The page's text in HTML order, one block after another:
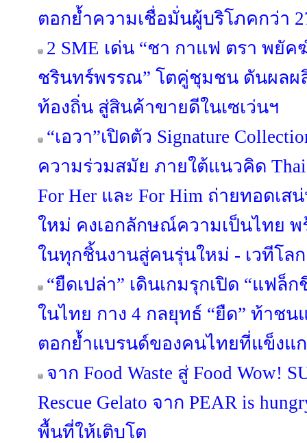
ตอกย้ำความเชื่อมั่นผู้บริโภคกว่า
2 SME เด่น “ชา กาแฟ ตรา พยั
ชรินทร์พรรณ” โตคู่ชุมชน ดันผลผ
ท้องถิ่น สู่สินค้าขายดีในเซเว่นฯ
“เอวา”เปิดตัว Signature
ความร่วมสมัย ภายใต้แนวคิด Thai
For Her และ For Him ถ่ายทอดเ
ใหม่ คงเอกลักษณ์ความเป็นไทย
ในทุกชิ้นงานสู่คนรุ่นใหม่ - เวทีโลก
“ยืดเปล่า” เดินเกมรุกเปิด “แฟ
ในไทย กาง 4 กลยุทธ์ “ยืด” ท้าช
ตอกย้ำแบรนด์ของคนไทยที่แข็งแ
จาก Food Waste สู่ Food Wow!
Rescue Gelato จาก PEAR is
พื้นที่ให้เติบโต